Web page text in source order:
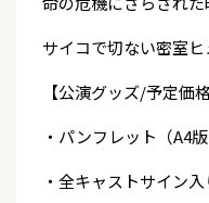
サイコで切ない密室
【公演グッズ/予定価格
・パンフレット（
・全キャストサイン